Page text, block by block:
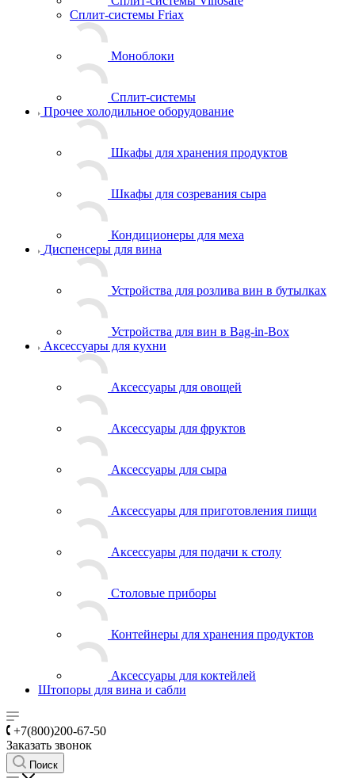
Сплит-системы Friax
Моноблоки
Сплит-системы
Прочее холодильное оборудование
Шкафы для хранения продуктов
Шкафы для созревания сыра
Кондиционеры для меха
Диспенсеры для вина
Устройства для розлива вин в бутылках
Устройства для вин в Bag-in-Box
Аксессуары для кухни
Аксессуары для овощей
Аксессуары для фруктов
Аксессуары для сыра
Аксессуары для приготовления пищи
Аксессуары для подачи к столу
Столовые приборы
Контейнеры для хранения продуктов
Аксессуары для коктейлей
Штопоры для вина и сабли
+7(800)200-67-50
Заказать звонок
Поиск